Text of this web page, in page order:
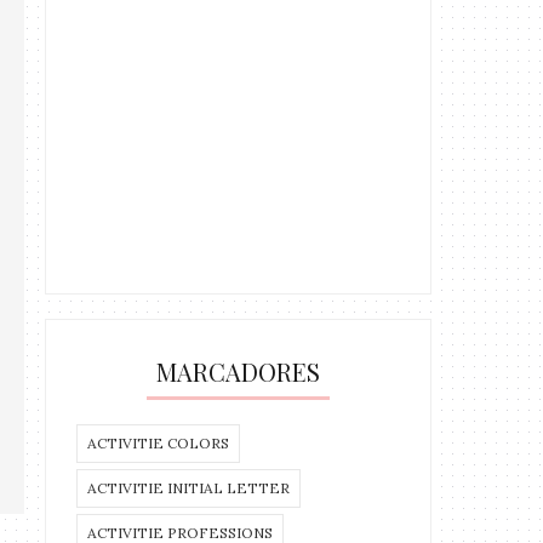
MARCADORES
ACTIVITIE COLORS
ACTIVITIE INITIAL LETTER
ACTIVITIE PROFESSIONS